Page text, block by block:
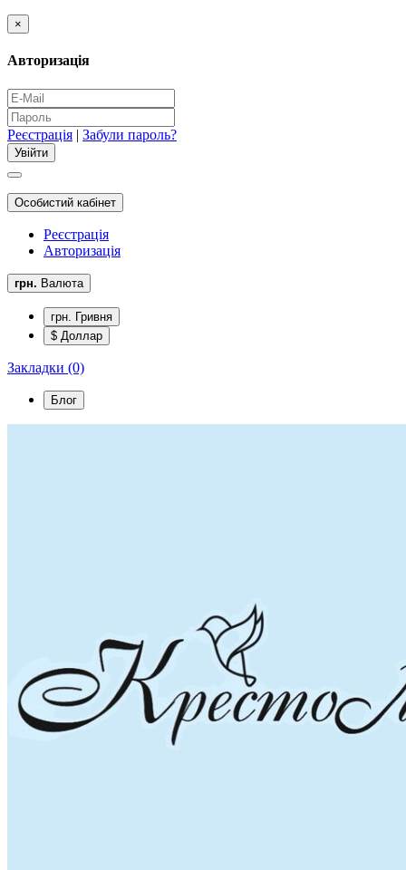
×
Авторизація
Реєстрація | Забули пароль?
Особистий кабінет
Реєстрація
Авторизація
грн. Валюта
грн. Гривня
$ Доллар
Закладки (0)
Блог